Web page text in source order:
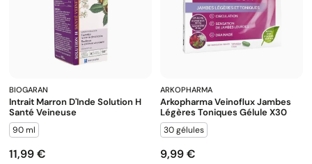
BIOGARAN
Intrait Marron D'Inde Solution H
Santé Veineuse
90 ml
Prix
11,99 €
ARKOPHARMA
Arkopharma Veinoflux Jambes
Légères Toniques Gélule X30
30 gélules
Prix
9,99 €